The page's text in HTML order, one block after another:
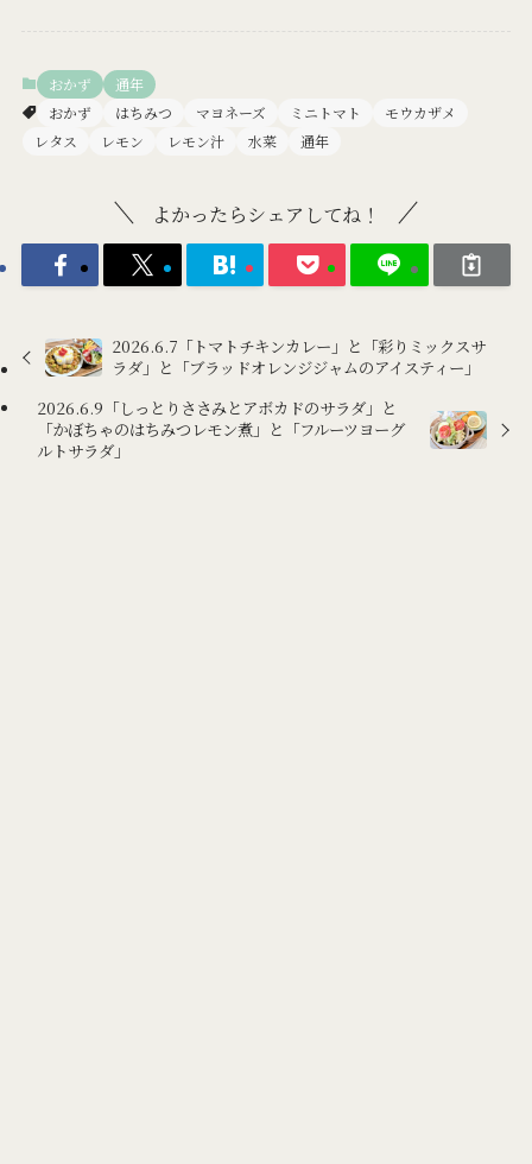
おかず
通年
おかず
はちみつ マヨネーズ ミニトマト
モウカザメ
レタス
レモン レモン汁 水菜 通年
よかったらシェアしてね！
2026.6.7「トマトチキンカレー」と「彩りミックスサ
ラダ」と「ブラッドオレンジジャムのアイスティー」
2026.6.9「しっとりささみとアボカドのサラダ」と
「かぼちゃのはちみつレモン煮」と「フルーツヨーグ
ルトサラダ」